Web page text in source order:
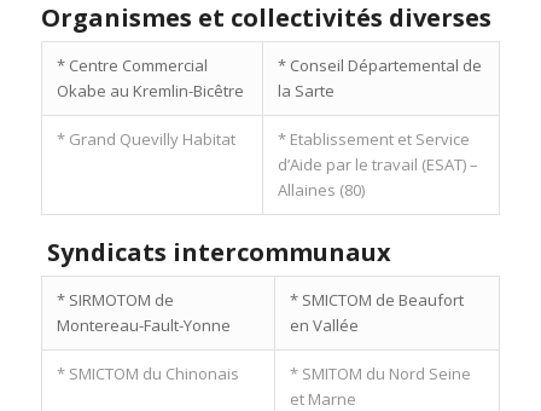
Organismes et collectivités diverses
* Centre Commercial
Okabe au Kremlin-Bicêtre
* Conseil Départemental de
la Sarte
* Grand Quevilly Habitat
* Etablissement et Service
d’Aide par le travail (ESAT) –
Allaines (80)
Syndicats intercommunaux
* SIRMOTOM de
Montereau-Fault-Yonne
* SMICTOM de Beaufort
en Vallée
* SMICTOM du Chinonais
* SMITOM du Nord Seine
et Marne